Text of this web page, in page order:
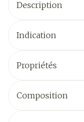
Description
Indication
Propriétés
Composition